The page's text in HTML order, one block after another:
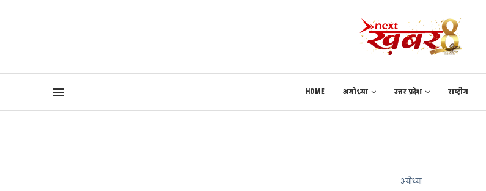
HOME अयोध्या उत्तर प्रदेश राष्ट्रीय
अयोध्या